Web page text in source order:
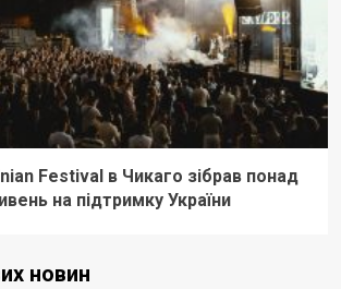
Festival в Чикаго зібрав понад
на підтримку України
новин